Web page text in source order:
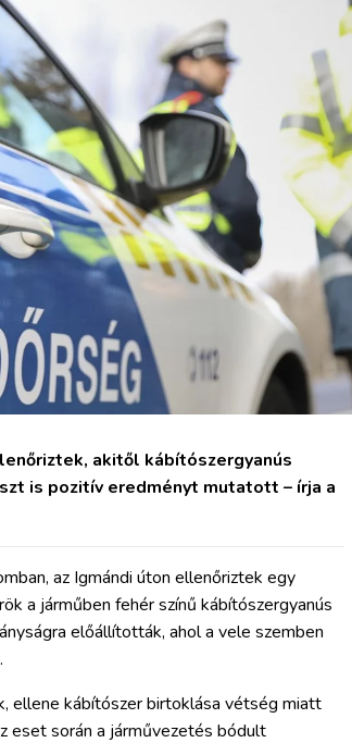
akitől kábítószergyanús
is pozitív eredményt mutatott – írja a
az Igmándi úton ellenőriztek egy
a járműben fehér színű kábítószergyanús
előállították, ahol a vele szemben
ellene kábítószer birtoklása vétség miatt
eset során a járművezetés bódult